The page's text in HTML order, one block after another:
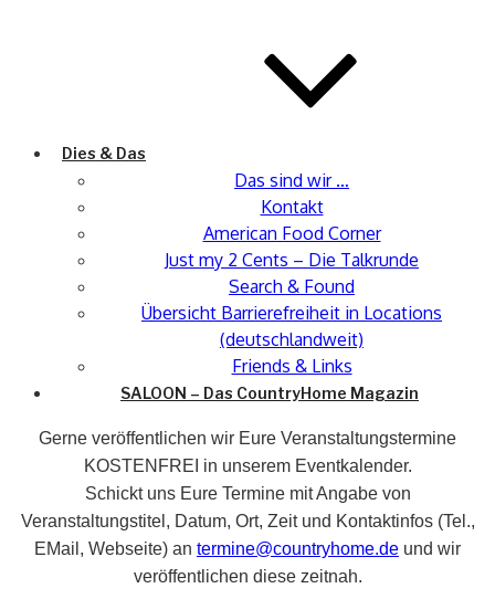
Dies & Das
Das sind wir …
Kontakt
American Food Corner
Just my 2 Cents – Die Talkrunde
Search & Found
Übersicht Barrierefreiheit in Locations
(deutschlandweit)
Friends & Links
SALOON – Das CountryHome Magazin
Gerne veröffentlichen wir Eure Veranstaltungstermine
KOSTENFREI in unserem Eventkalender.
Schickt uns Eure Termine mit Angabe von
Veranstaltungstitel, Datum, Ort, Zeit und Kontaktinfos (Tel.,
EMail, Webseite) an termine@countryhome.de und wir
veröffentlichen diese zeitnah.